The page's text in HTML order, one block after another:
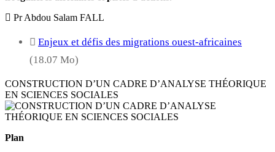
Pr Abdou Salam FALL
Enjeux et défis des migrations ouest-africaines
(18.07 Mo)
CONSTRUCTION D’UN CADRE D’ANALYSE THÉORIQUE
EN SCIENCES SOCIALES
Plan